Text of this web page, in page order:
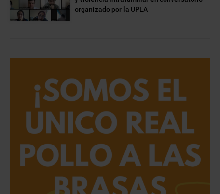
organizado por la UPLA